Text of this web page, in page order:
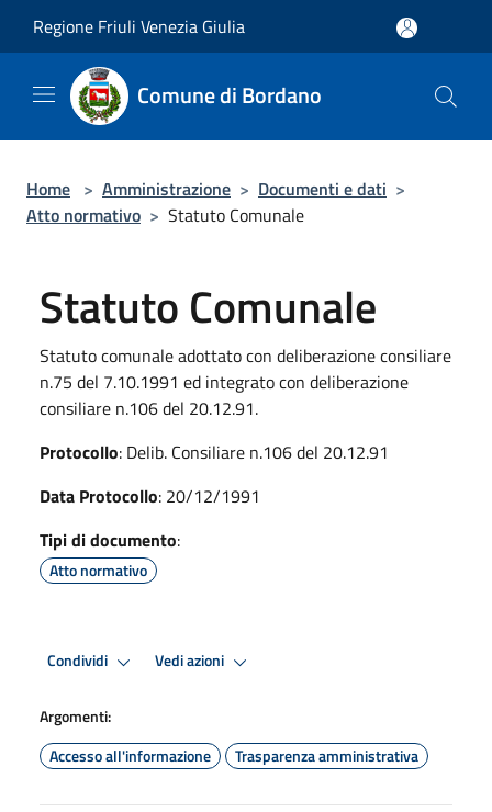
Regione Friuli Venezia Giulia
Comune di Bordano
Home > Amministrazione > Documenti e dati >
Atto normativo > Statuto Comunale
Statuto Comunale
Statuto comunale adottato con deliberazione consiliare
n.75 del 7.10.1991 ed integrato con deliberazione
consiliare n.106 del 20.12.91.
Protocollo: Delib. Consiliare n.106 del 20.12.91
Data Protocollo: 20/12/1991
Tipi di documento:
Atto normativo
Condividi Vedi azioni
Argomenti:
Accesso all'informazione
Trasparenza amministrativa